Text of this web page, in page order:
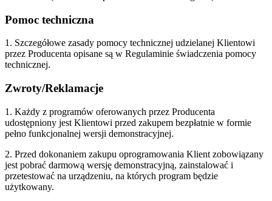
Pomoc techniczna
1. Szczegółowe zasady pomocy technicznej udzielanej Klientowi
przez Producenta opisane są w Regulaminie świadczenia pomocy
technicznej.
Zwroty/Reklamacje
1. Każdy z programów oferowanych przez Producenta
udostępniony jest Klientowi przed zakupem bezpłatnie w formie
pełno funkcjonalnej wersji demonstracyjnej.
2. Przed dokonaniem zakupu oprogramowania Klient zobowiązany
jest pobrać darmową wersję demonstracyjną, zainstalować i
przetestować na urządzeniu, na których program będzie
użytkowany.